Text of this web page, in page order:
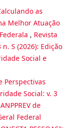
as
Melhor Atuação
, Revista
S (2026): Edição
Social e
Perspectivas
Social: v. 3
de
Federal